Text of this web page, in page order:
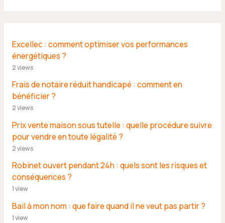
Excellec : comment optimiser vos performances
énergétiques ?
2 views
Frais de notaire réduit handicapé : comment en
bénéficier ?
2 views
Prix vente maison sous tutelle : quelle procédure suivre
pour vendre en toute légalité ?
2 views
Robinet ouvert pendant 24h : quels sont les risques et
conséquences ?
1 view
Bail à mon nom : que faire quand il ne veut pas partir ?
1 view